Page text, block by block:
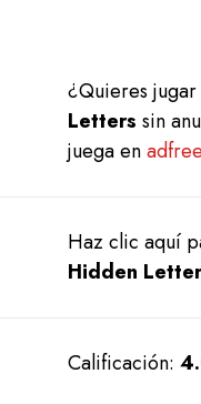
¿Quieres jugar
Letters sin
juega en
Haz clic aquí
Hidden
Calificación: